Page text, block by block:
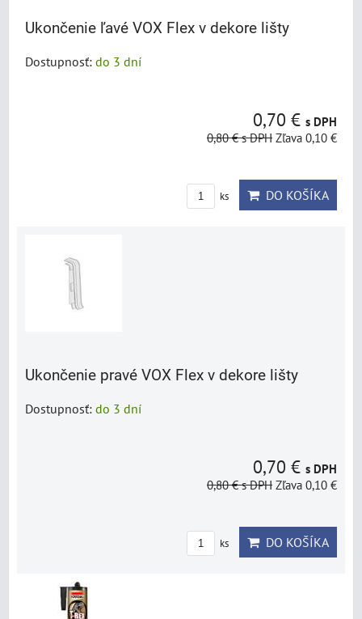
Ukončenie ľavé VOX Flex v dekore lišty
Dostupnosť: do 3 dní
0,70 € s DPH
0,80 €s DPH Zľava 0,10 €
ks DO KOŠÍKA
Ukončenie pravé VOX Flex v dekore lišty
Dostupnosť: do 3 dní
0,70 € s DPH
0,80 €s DPH Zľava 0,10 €
ks DO KOŠÍKA